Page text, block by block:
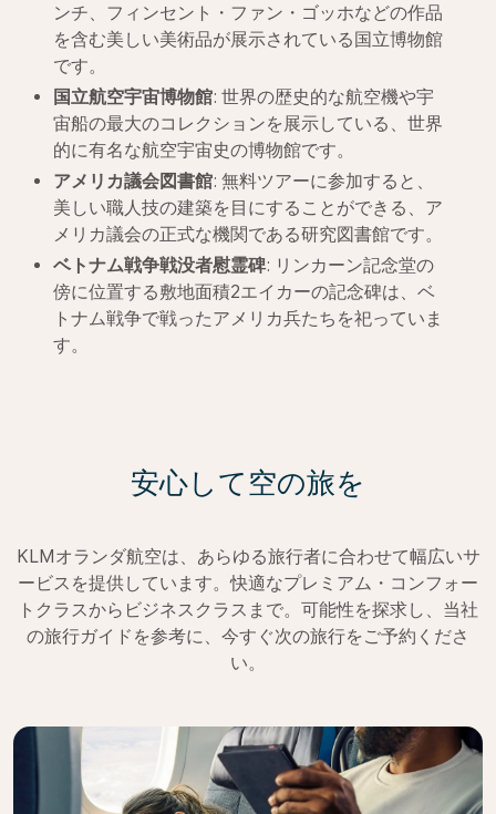
ンチ、フィンセント・ファン・ゴッホなどの作品
を含む美しい美術品が展示されている国立博物館
です。
国立航空宇宙博物館: 世界の歴史的な航空機や宇
宙船の最大のコレクションを展示している、世界
的に有名な航空宇宙史の博物館です。
アメリカ議会図書館: 無料ツアーに参加すると、
美しい職人技の建築を目にすることができる、ア
メリカ議会の正式な機関である研究図書館です。
ベトナム戦争戦没者慰霊碑: リンカーン記念堂の
傍に位置する敷地面積2エイカーの記念碑は、ベ
トナム戦争で戦ったアメリカ兵たちを祀っていま
す。
安心して空の旅を
KLMオランダ航空は、あらゆる旅行者に合わせて幅広いサ
ービスを提供しています。快適なプレミアム・コンフォー
トクラスからビジネスクラスまで。可能性を探求し、当社
の旅行ガイドを参考に、今すぐ次の旅行をご予約くださ
い。